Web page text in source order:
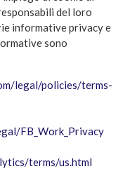
del loro
informative privacy e
sono
legal/policies/terms-
FB_Work_Privacy
terms/us.html